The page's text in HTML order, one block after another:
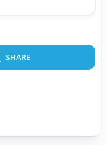
SHARE